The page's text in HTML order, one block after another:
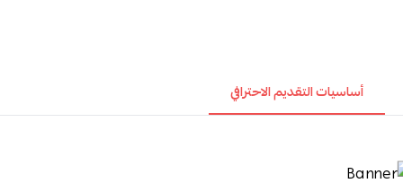
أساسيات التقديم الاحترافي